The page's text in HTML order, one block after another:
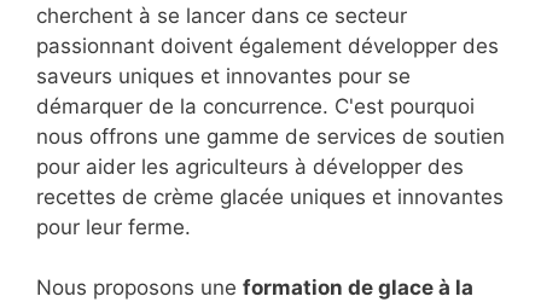
cherchent à se lancer dans ce secteur
passionnant doivent également développer des
saveurs uniques et innovantes pour se
démarquer de la concurrence. C'est pourquoi
nous offrons une gamme de services de soutien
pour aider les agriculteurs à développer des
recettes de crème glacée uniques et innovantes
pour leur ferme.
Nous proposons une formation de glace à la